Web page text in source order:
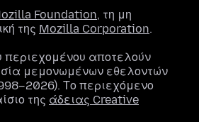
Foundation, τη μη
της Mozilla Corporation.
περιεχομένου αποτελούν
μεμονωμένων εθελοντών
Το περιεχόμενο
της άδειας Creative